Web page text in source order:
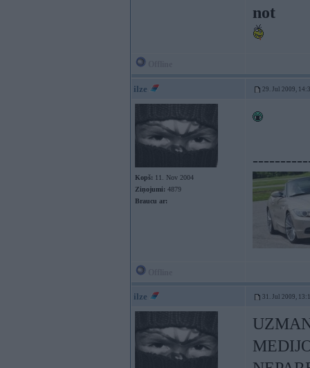
not
ilze 29. Jul 2009,
Kopš: 11. Nov 2004
Ziņojumi: 4879
Braucu ar:
ilze 31. Jul 2009,